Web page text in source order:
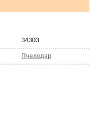
34303
Пчелодар